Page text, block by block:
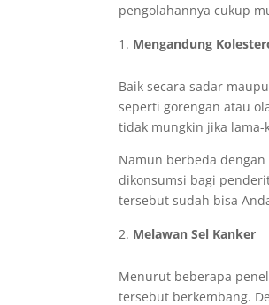
pengolahannya cukup
Mengandung
Baik secara sadar
seperti gorengan atau
tidak mungkin jika lama-
Namun berbeda
dikonsumsi bagi
tersebut sudah bisa
Melawan Sel Kanker
Menurut beberapa
tersebut berkembang.